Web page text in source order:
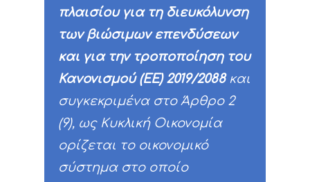
πλαισίου για τη διευκόλυνση
των βιώσιμων επενδύσεων
και για την τροποποίηση του
Κανονισμού (ΕΕ) 2019/2088 και
συγκεκριμένα στο Άρθρο 2
(9), ως Κυκλική Οικονομία
ορίζεται το οικονομικό
σύστημα στο οποίο